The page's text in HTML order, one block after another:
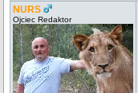
NURS
Ojciec Redaktor